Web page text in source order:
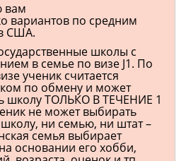
вам
вариантов по средним
США.
школы с
в семье по визе J1. По
ученик считается
по обмену и может
школу ТОЛЬКО В ТЕЧЕНИЕ 1
не может выбирать
ни семью, ни штат –
семья выбирает
основании его хобби,